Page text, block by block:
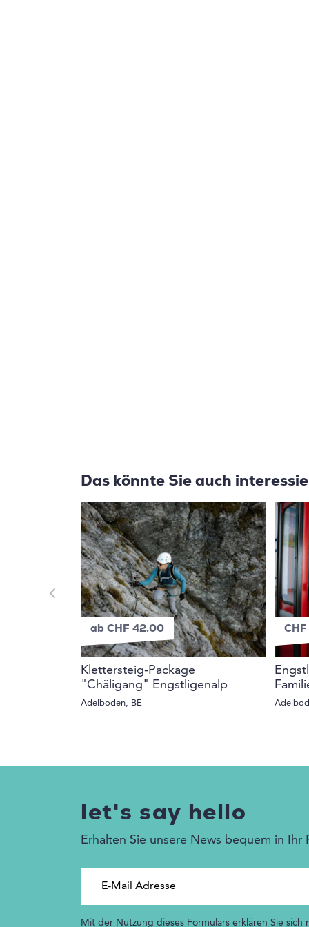
Das könnte Sie auch
ab CHF 42.00
Klettersteig-Package
"Chäligang" Engstligenalp
Adelboden, BE
let's say hello
Erhalten Sie unsere News bequem in Ihr
Mit der Nutzung dieses Formulars erklären Sie